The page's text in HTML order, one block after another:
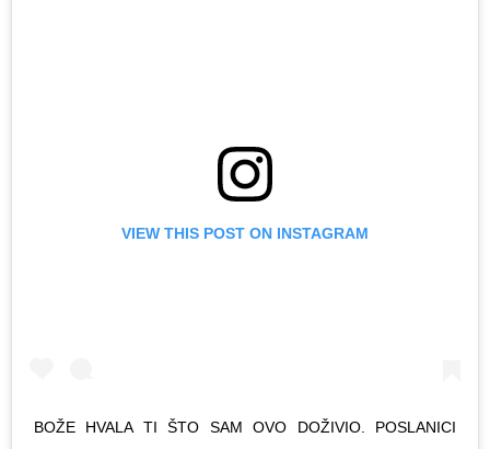
VIEW THIS POST ON INSTAGRAM
BOŽE HVALA TI ŠTO SAM OVO DOŽIVIO. POSLANICI